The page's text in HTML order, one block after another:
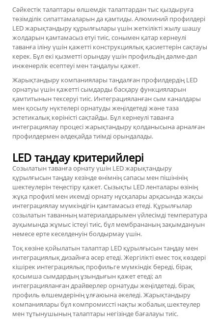
Сәйкестік талаптары өлшемдік талаптардан тыс қыздыруға
төзімділік сипаттамаларын да қамтиды. Алюминий профилдері
LED жарықтандыру құрылғылары үшін жеткілікті жылу шашу
жолдарын қамтамасыз етуі тиіс, сонымен қатар кернеулі
таванға іліну үшін қажетті конструкциялық қасиеттерін сақтауы
керек. Бұл екі қызметті орындау үшін профильдің дәлме-дәл
инженерлік есептеуі мен таңдалуы қажет.
Жарықтандыру компаниялары таңдалған профилдердің LED
орнатуы үшін қажетті сымдарды басқару функцияларын
қамтитынын тексеруі тиіс. Интеграцияланған сым каналдары
мен қосылу нүктелері орнатуды жеңілдетеді және таза
эстетикалық көріністі сақтайды. Бұл кернеулі таванға
интеграциялау процесі жарықтандыру қолданысына арналған
профилдермен әлдеқайда тиімді орындалады.
LED таңдау критерийлері
Созылатын таванға орнату үшін LED жарықтандыру
құрылғысын таңдау кезінде өнімнің сапасы мен пішінінің
шектеулерін теңестіру қажет. Сызықты LED ленталары өзінің
жұқа профилі мен икемді орнату нұсқалары арқасында жақсы
интеграциялау мүмкіндігін қамтамасыз етеді. Құрылғылар
созылатын таванның материалдарымен үйлесімді температура
ауқымында жұмыс істеуі тиіс, бұл мембрананың зақымдануын
немесе ерте кеселденуін болдырмау үшін.
Тоқ көзіне қойылатын талаптар LED құрылғысын таңдау мен
интеграциялық дизайнға әсер етеді. Жергілікті емес тоқ көздері
кішірек интеграциялық профильге мүмкіндік береді, бірақ
қосымша сымдардың ұзындығын қажет етеді; ал
интеграцияланған драйверлер орнатуды жеңілдетеді, бірақ
профиль өлшемдерінің ұлғаюына әкеледі. Жарықтандыру
компаниялары бұл компромиссті нақты жобалық шектеулер
мен тұтынушының талаптары негізінде бағалауы тиіс.